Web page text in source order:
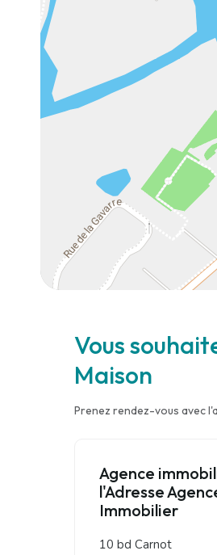
Vous
Maison
Prenez rendez-vous avec
Agence
l'Adresse
Immobilier
10 bd Carnot